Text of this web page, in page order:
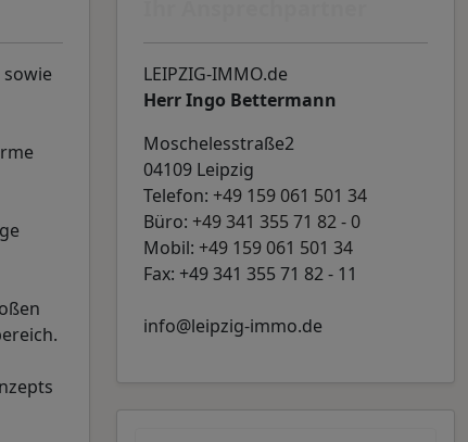
LEIPZIG-IMMO.de
Herr Ingo Bettermann
Moschelesstraße2
04109 Leipzig
Telefon: +49 159 061 501 34
Büro: +49 341 355 71 82 - 0
Mobil: +49 159 061 501 34
Fax: +49 341 355 71 82 - 11
info@leipzig-immo.de